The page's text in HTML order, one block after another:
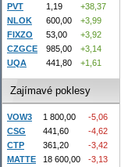
PVT 1,19
+38,37
NLOK
600,00
+3,99
FIXZO
53,00
+3,92
CZGCE
985,00
+3,14
UQA
441,80 +1,61
Zajímavé poklesy
VOW3 1 800,00
-5,06
CSG
441,60
-4,62
CTP
361,20
-3,42
MATTE
18 600,00
-3,13